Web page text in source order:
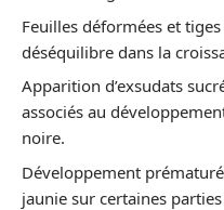
Feuilles déformées et
déséquilibre dans la
Apparition d’exsudats
associés au
noire.
Développement
jaunie sur certaines